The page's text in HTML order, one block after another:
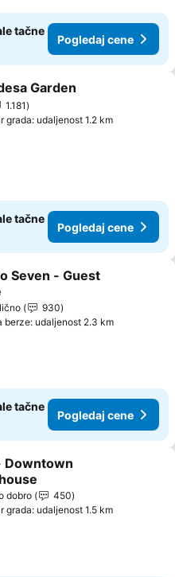
tačne
Pogledaj cene
u favorite
Garden
1.181
grada: udaljenost 1.2 km
tačne
Pogledaj cene
u favorite
Seven - Guest
cene930
berze: udaljenost 2.3 km
tačne
Pogledaj cene
u favorite
Downtown
cene
dobro
450
grada: udaljenost 1.5 km